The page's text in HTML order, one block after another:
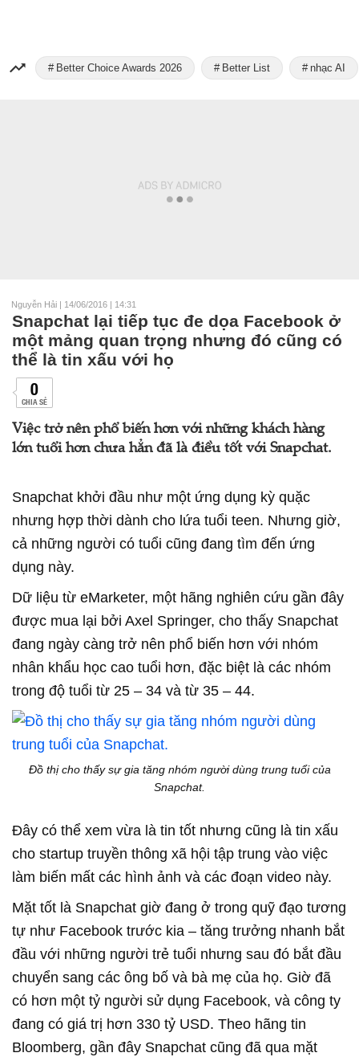
Better Choice Awards 2026 Better List nhạc AI
Nguyễn Hải | 14/06/2016 | 14:31
Snapchat lại tiếp tục đe dọa Facebook ở
một mảng quan trọng nhưng đó cũng có
thể là tin xấu với họ
0
CHIA SẺ
Việc trở nên phổ biến hơn với những khách hàng
lớn tuổi hơn chưa hẳn đã là điều tốt với Snapchat.
Snapchat khởi đầu như một ứng dụng kỳ quặc
nhưng hợp thời dành cho lứa tuổi teen. Nhưng giờ,
cả những người có tuổi cũng đang tìm đến ứng
dụng này.
Dữ liệu từ eMarketer, một hãng nghiên cứu gần đây
được mua lại bởi Axel Springer, cho thấy Snapchat
đang ngày càng trở nên phổ biến hơn với nhóm
nhân khẩu học cao tuổi hơn, đặc biệt là các nhóm
trong độ tuổi từ 25 – 34 và từ 35 – 44.
Đồ thị cho thấy sự gia tăng nhóm người dùng trung tuổi của
Snapchat.
Đây có thể xem vừa là tin tốt nhưng cũng là tin xấu
cho startup truyền thông xã hội tập trung vào việc
làm biến mất các hình ảnh và các đoạn video này.
Mặt tốt là Snapchat giờ đang ở trong quỹ đạo tương
tự như Facebook trước kia – tăng trưởng nhanh bắt
đầu với những người trẻ tuổi nhưng sau đó bắt đầu
chuyển sang các ông bố và bà mẹ của họ. Giờ đã
có hơn một tỷ người sử dụng Facebook, và công ty
đang có giá trị hơn 330 tỷ USD. Theo hãng tin
Bloomberg, gần đây Snapchat cũng đã qua mặt